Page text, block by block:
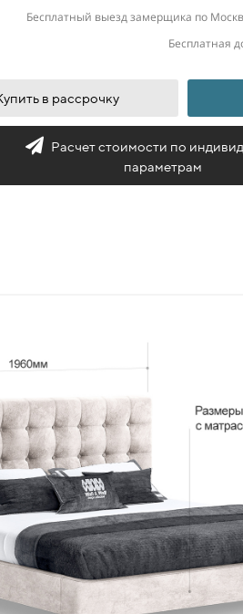
Бесплатный выезд замерщика по
Бесплатная
в рассрочку
Расчет стоимости по
параметрам